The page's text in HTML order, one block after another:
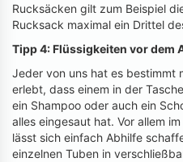
Rucksäcken gilt zum Beispiel
Rucksack maximal ein Drittel
Tipp 4: Flüssigkeiten vor dem
Jeder von uns hat es bestimmt
erlebt, dass einem in der
ein Shampoo oder auch ein
alles eingesaut hat. Vor allem
lässt sich einfach Abhilfe
einzelnen Tuben in